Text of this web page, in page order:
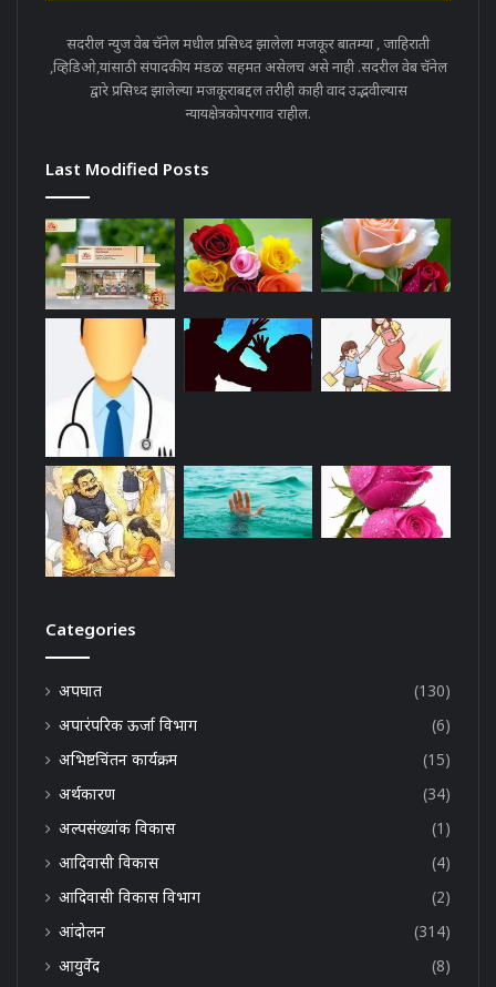
सदरील न्युज वेब चॅनेल मधील प्रसिध्द झालेला मजकूर बातम्या , जाहिराती
,व्हिडिओ,यांसाठी संपादकीय मंडळ सहमत असेलच असे नाही .सदरील वेब चॅनेल
द्वारे प्रसिध्द झालेल्या मजकूराबद्दल तरीही काही वाद उद्भवील्यास
न्यायक्षेत्रकोपरगाव राहील.
Last Modified Posts
Categories
अपघात
(130)
अपारंपरिक ऊर्जा विभाग
(6)
अभिष्टचिंतन कार्यक्रम
(15)
अर्थकारण
(34)
अल्पसंख्यांक विकास
(1)
आदिवासी विकास
(4)
आदिवासी विकास विभाग
(2)
आंदोलन
(314)
आयुर्वेद
(8)